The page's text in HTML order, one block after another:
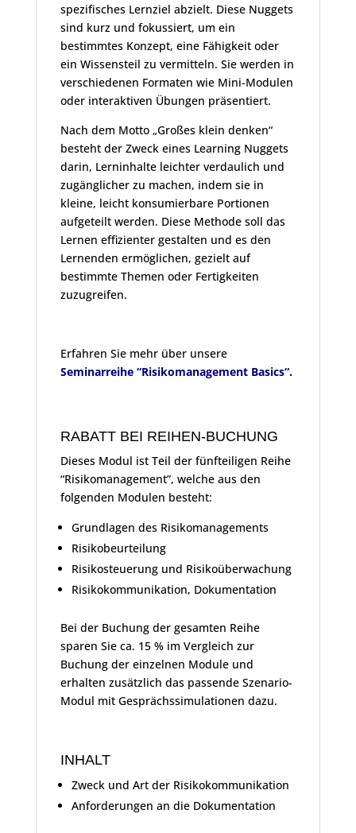
spezifisches Lernziel abzielt. Diese Nuggets
sind kurz und fokussiert, um ein
bestimmtes Konzept, eine Fähigkeit oder
ein Wissensteil zu vermitteln. Sie werden in
verschiedenen Formaten wie Mini-Modulen
oder interaktiven Übungen präsentiert.
Nach dem Motto „Großes klein denken“
besteht der Zweck eines Learning Nuggets
darin, Lerninhalte leichter verdaulich und
zugänglicher zu machen, indem sie in
kleine, leicht konsumierbare Portionen
aufgeteilt werden. Diese Methode soll das
Lernen effizienter gestalten und es den
Lernenden ermöglichen, gezielt auf
bestimmte Themen oder Fertigkeiten
zuzugreifen.
Erfahren Sie mehr über unsere
Seminarreihe “Risikomanagement Basics“.
RABATT BEI REIHEN-BUCHUNG
Dieses Modul ist Teil der fünfteiligen Reihe
“Risikomanagement”, welche aus den
folgenden Modulen besteht:
Grundlagen des Risikomanagements
Risikobeurteilung
Risikosteuerung und Risikoüberwachung
Risikokommunikation, Dokumentation
Bei der Buchung der gesamten Reihe
sparen Sie ca. 15 % im Vergleich zur
Buchung der einzelnen Module und
erhalten zusätzlich das passende Szenario-
Modul mit Gesprächssimulationen dazu.
INHALT
Zweck und Art der Risikokommunikation
Anforderungen an die Dokumentation